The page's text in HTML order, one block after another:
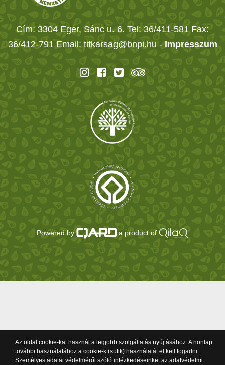
Cím: 3304 Eger, Sánc u. 6. Tel: 36/411-581 Fax:
36/412-791 Email: titkarsag@bnpi.hu - Impresszum
Powered by a product of
Az oldal cookie-kat használ a legjobb szolgáltatás nyújtásához. A honlap
további használatához a cookie-k (sütik) használatát el kell fogadni.
Személyes adatai védelméről szóló intézkedéseinket az adatvédelmi